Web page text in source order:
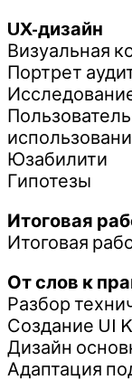
UX-дизайн
Визуальная
Портрет
Юзабилити
Гипотезы
Итоговая
Итоговая
От слов к
Разбор
Создание UI
Дизайн
Адаптация